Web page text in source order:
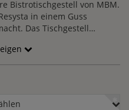
Bistrotischgestell von MBM.
in einem Guss
Das Tischgestell
sich durch seine